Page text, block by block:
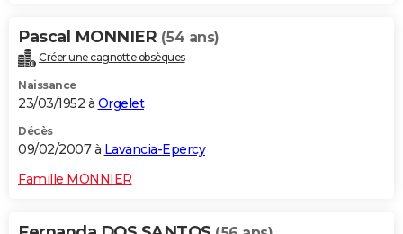
Pascal MONNIER (54 ans)
Créer une cagnotte obsèques
Naissance
23/03/1952 à Orgelet
Décès
09/02/2007 à Lavancia-Epercy
Famille MONNIER